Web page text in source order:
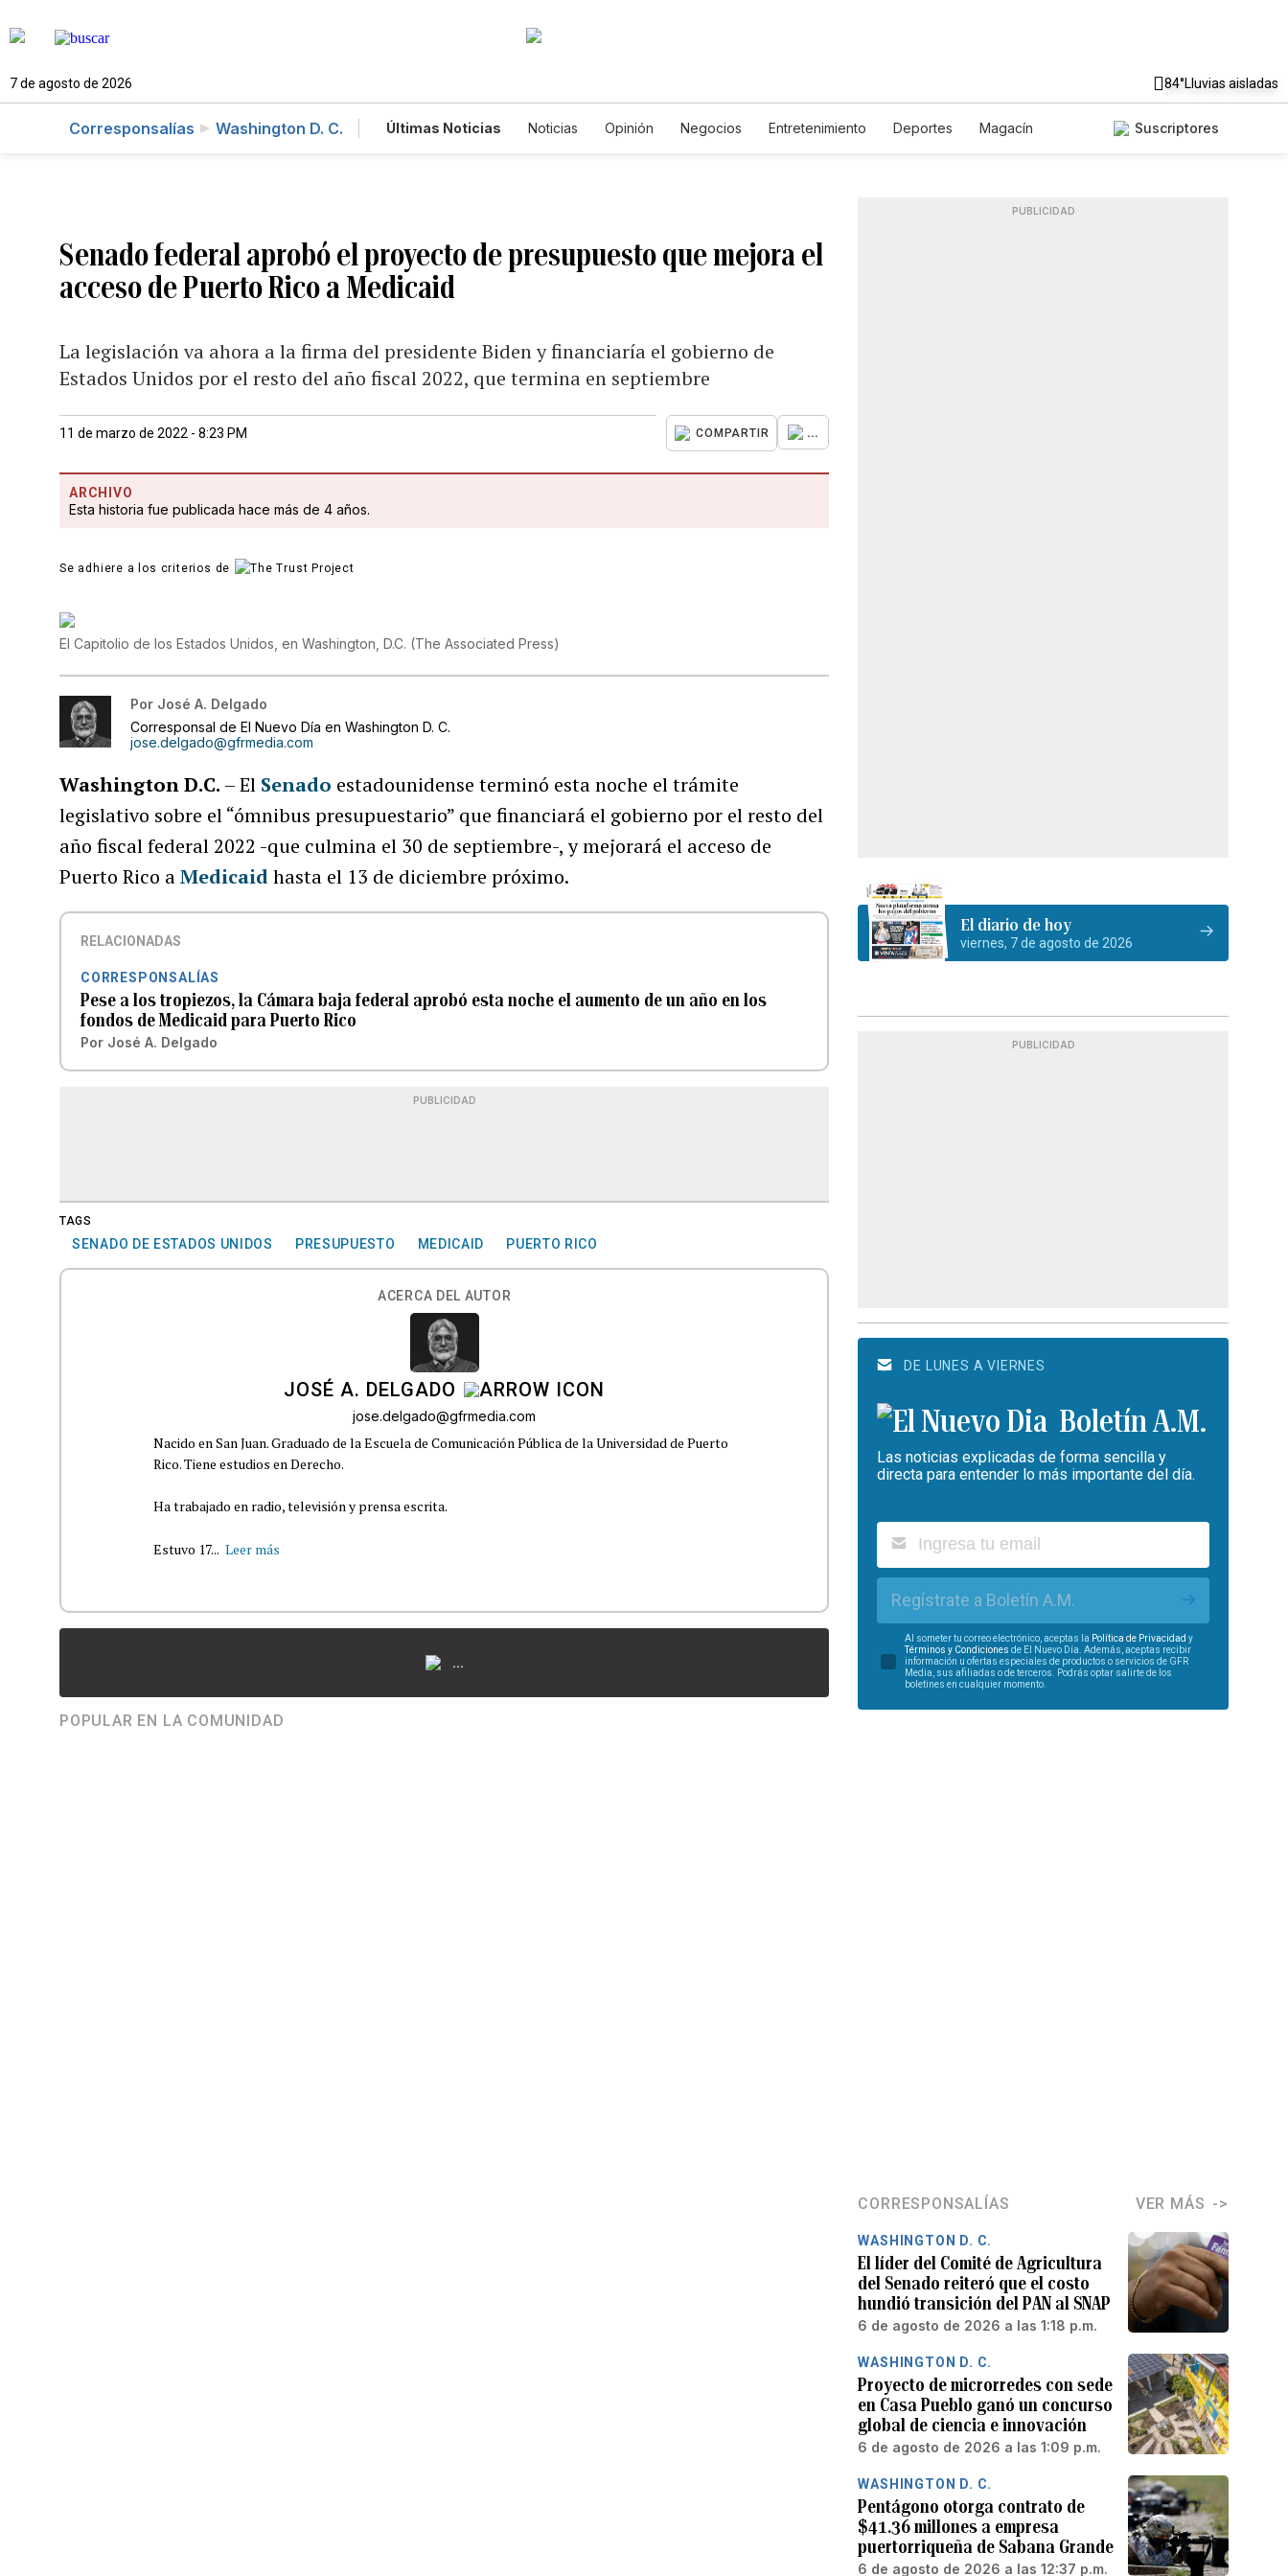
7 de agosto de 2026 84°Lluvias aisladas
Corresponsalías Washington D. C. Últimas Noticias Noticias Opinión Negocios Entretenimiento Deportes
Magacín
Suscriptores
Senado federal aprobó el proyecto de presupuesto que mejora el
acceso de Puerto Rico a Medicaid
La legislación va ahora a la firma del presidente Biden y financiaría el gobierno de
Estados Unidos por el resto del año fiscal 2022, que termina en septiembre
11 de marzo de 2022 - 8:23 PM COMPARTIR ...
ARCHIVO
Esta historia fue publicada hace más de 4 años.
Se adhiere a los criterios de
El Capitolio de los Estados Unidos, en Washington, D.C. (The Associated Press)
Por José A. Delgado
Corresponsal de El Nuevo Día en Washington D. C.
jose.delgado@gfrmedia.com
Washington D.C. – El Senado estadounidense terminó esta noche el trámite
legislativo sobre el “ómnibus presupuestario” que financiará el gobierno por el resto del
año fiscal federal 2022 -que culmina el 30 de septiembre-, y mejorará el acceso de
Puerto Rico aMedicaidhasta el 13 de diciembre próximo.
RELACIONADAS
CORRESPONSALÍAS
Pese a los tropiezos, la Cámara baja federal aprobó esta noche el aumento de un año en los
fondos de Medicaid para Puerto Rico
Por José A. Delgado
PUBLICIDAD
TAGS
SENADO DE ESTADOS UNIDOS PRESUPUESTO MEDICAID PUERTO RICO
ACERCA DEL AUTOR
JOSÉ A. DELGADO
jose.delgado@gfrmedia.com
Nacido en San Juan. Graduado de la Escuela de Comunicación Pública de la Universidad de Puerto
Rico. Tiene estudios en Derecho.
Ha trabajado en radio, televisión y prensa escrita.
Estuvo 17... Leer más
...
POPULAR EN LA COMUNIDAD
PUBLICIDAD
El diario de hoy
viernes, 7 de agosto de 2026
PUBLICIDAD
DE LUNES A VIERNES
Boletín A.M.
Las noticias explicadas de forma sencilla y
directa para entender lo más importante del día.
Regístrate a Boletín A.M.
Al someter tu correo electrónico, aceptas la Política de Privacidad y
Términos y Condiciones de El Nuevo Día. Además, aceptas recibir
información u ofertas especiales de productos o servicios de GFR
Media, sus afiliadas o de terceros. Podrás optar salirte de los
boletines en cualquier momento.
CORRESPONSALÍAS VER MÁS
WASHINGTON D. C.
El líder del Comité de Agricultura
del Senado reiteró que el costo
hundió transición del PAN al SNAP
6 de agosto de 2026 a las 1:18 p.m.
WASHINGTON D. C.
Proyecto de microrredes con sede
en Casa Pueblo ganó un concurso
global de ciencia e innovación
6 de agosto de 2026 a las 1:09 p.m.
WASHINGTON D. C.
Pentágono otorga contrato de
$41.36 millones a empresa
puertorriqueña de Sabana Grande
6 de agosto de 2026 a las 12:37 p.m.